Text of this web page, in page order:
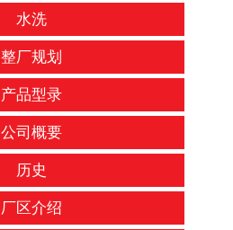
水洗
整厂规划
产品型录
公司概要
历史
厂区介绍